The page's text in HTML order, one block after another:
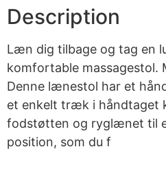
Description
Læn dig tilbage og tag en
komfortable massagestol.
Denne lænestol har et
et enkelt træk i håndtaget
fodstøtten og ryglænet til
position, som du f